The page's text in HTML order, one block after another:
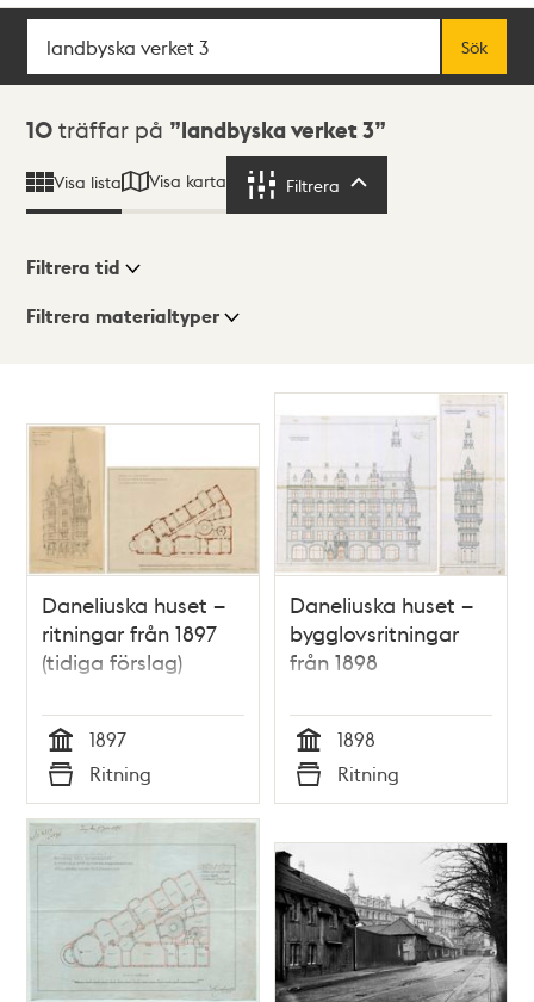
Sök
Sök
Sökresultat
10 träffar på landbyska verket 3
Visa lista Visa karta Filtrera
Visningsläge
Lista
Karta
Filtrera tid
Filtrera materialtyper
Daneliuska huset –
ritningar från 1897
(tidiga förslag)
Tid
1897
Typ
Ritning
Daneliuska huset –
bygglovsritningar
från 1898
Tid
1898
Typ
Ritning